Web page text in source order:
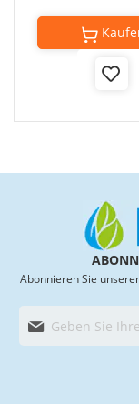
Add
Abonnieren Sie
l